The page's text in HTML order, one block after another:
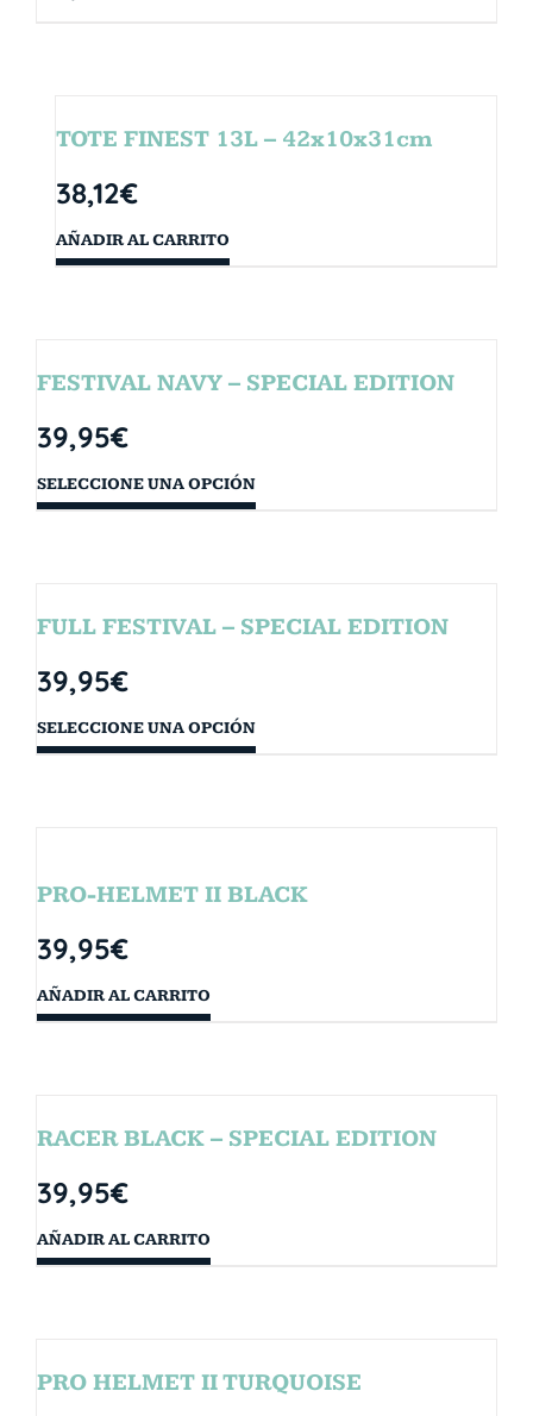
TOTE FINEST 13L – 42x10x31cm
38,12€
AÑADIR AL CARRITO
FESTIVAL NAVY – SPECIAL EDITION
39,95€
SELECCIONE UNA OPCIÓN
FULL FESTIVAL – SPECIAL EDITION
39,95€
SELECCIONE UNA OPCIÓN
PRO-HELMET II BLACK
39,95€
AÑADIR AL CARRITO
RACER BLACK – SPECIAL EDITION
39,95€
AÑADIR AL CARRITO
PRO HELMET II TURQUOISE